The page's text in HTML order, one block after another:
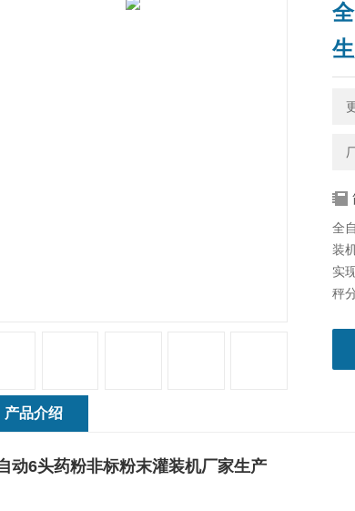
全
装
实
秤
产品介绍
动6头药粉非标粉末灌装机厂家生产